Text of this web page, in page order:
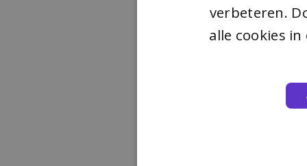
verbeteren.
alle cookies